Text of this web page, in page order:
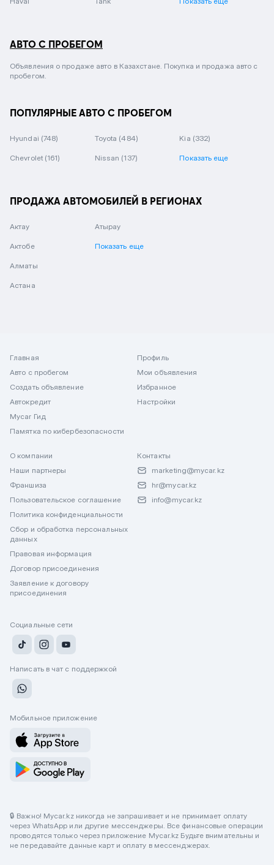
АВТО С ПРОБЕГОМ
Объявления о продаже авто в Казахстане. Покупка и продажа авто с
пробегом.
ПОПУЛЯРНЫЕ АВТО С ПРОБЕГОМ
Hyundai (748) Toyota (484) Kia (332)
Chevrolet (161) Nissan (137) Показать еще
ПРОДАЖА АВТОМОБИЛЕЙ В РЕГИОНАХ
Актау
Актобе
Алматы
Астана
Атырау
Показать еще
Главная
Авто с пробегом
Создать объявление
Автокредит
Mycar Гид
Памятка по кибербезопасности
Профиль
Мои объявления
Избранное
Настройки
О компании
Наши партнеры
Франшиза
Пользовательское соглашение
Политика конфиденциальности
Сбор и обработка персональных
данных
Правовая информация
Договор присоединения
Заявление к договору
присоединения
Контакты
marketing@mycar.kz
hr@mycar.kz
info@mycar.kz
Социальные сети
Написать в чат с поддержкой
Мобильное приложение
🔒 Важно! Mycar.kz никогда не запрашивает и не принимает оплату
через WhatsApp или другие мессенджеры. Все финансовые операции
проводятся только через приложение Mycar.kz Будьте внимательны и
не передавайте данные карт и оплату в мессенджерах.